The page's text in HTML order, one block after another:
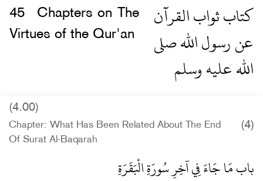
كتاب ثواب القرآن
عن رسول الله صلى
الله عليه وسلم
45
Chapters on The
Virtues of the Qur'an
(4.00)
Chapter: What Has Been Related About The End
Of Surat Al-Baqarah
(4)
باب مَا جَاءَ فِي آخِرِ سُورَةِ الْبَقَرَةِ ‏‏